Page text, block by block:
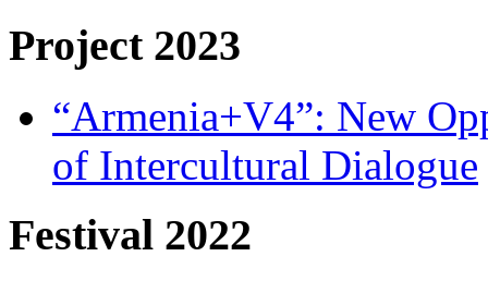
Project 2023
“Armenia+V4”: New
of Intercultural Dialogue
Festival 2022